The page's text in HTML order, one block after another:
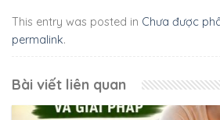
This entry was posted in Chưa được
permalink.
Bài viết liên quan